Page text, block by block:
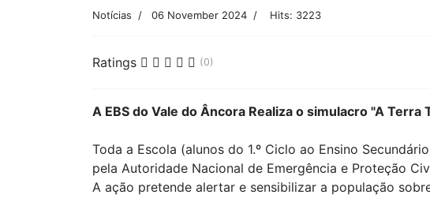
Notícias 06 November 2024 Hits: 3223
Ratings (0)
A EBS do Vale do Âncora Realiza o simulacro "A Terra
Toda a Escola (alunos do 1.º Ciclo ao Ensino
pela Autoridade Nacional de Emergência e Proteção
A ação pretende alertar e sensibilizar a população